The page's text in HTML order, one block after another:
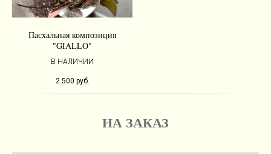
Пасхальная композиция
"GIALLO"
В НАЛИЧИИ
2 500 руб.
НА ЗАКАЗ